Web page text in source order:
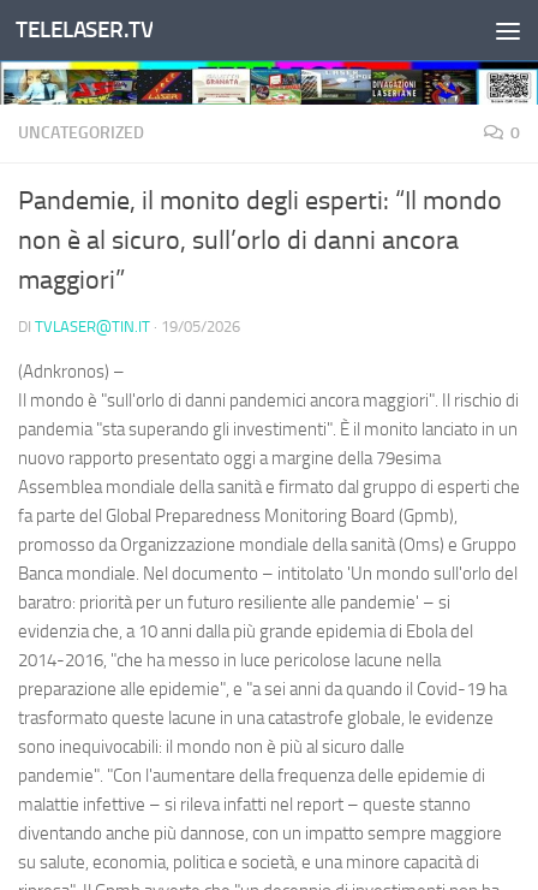
Salta al contenuto
TELELASER.TV
UNCATEGORIZED 0
Pandemie, il monito degli esperti: “Il mondo
non è al sicuro, sull’orlo di danni ancora
maggiori”
DI TVLASER@TIN.IT · 19/05/2026
(Adnkronos) –
Il mondo è "sull'orlo di danni pandemici ancora maggiori". Il rischio di
pandemia "sta superando gli investimenti". È il monito lanciato in un
nuovo rapporto presentato oggi a margine della 79esima
Assemblea mondiale della sanità e firmato dal gruppo di esperti che
fa parte del Global Preparedness Monitoring Board (Gpmb),
promosso da Organizzazione mondiale della sanità (Oms) e Gruppo
Banca mondiale. Nel documento – intitolato 'Un mondo sull'orlo del
baratro: priorità per un futuro resiliente alle pandemie' – si
evidenzia che, a 10 anni dalla più grande epidemia di Ebola del
2014-2016, "che ha messo in luce pericolose lacune nella
preparazione alle epidemie", e "a sei anni da quando il Covid-19 ha
trasformato queste lacune in una catastrofe globale, le evidenze
sono inequivocabili: il mondo non è più al sicuro dalle
pandemie". "Con l'aumentare della frequenza delle epidemie di
malattie infettive – si rileva infatti nel report – queste stanno
diventando anche più dannose, con un impatto sempre maggiore
su salute, economia, politica e società, e una minore capacità di